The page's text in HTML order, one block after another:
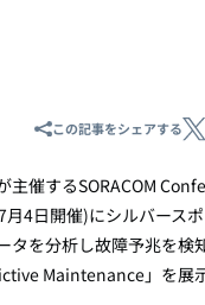
この記事をシェアする
主催するSORACOM
4日開催)にシルバースポ
タを分析し故障予兆を検
Maintenance」を展